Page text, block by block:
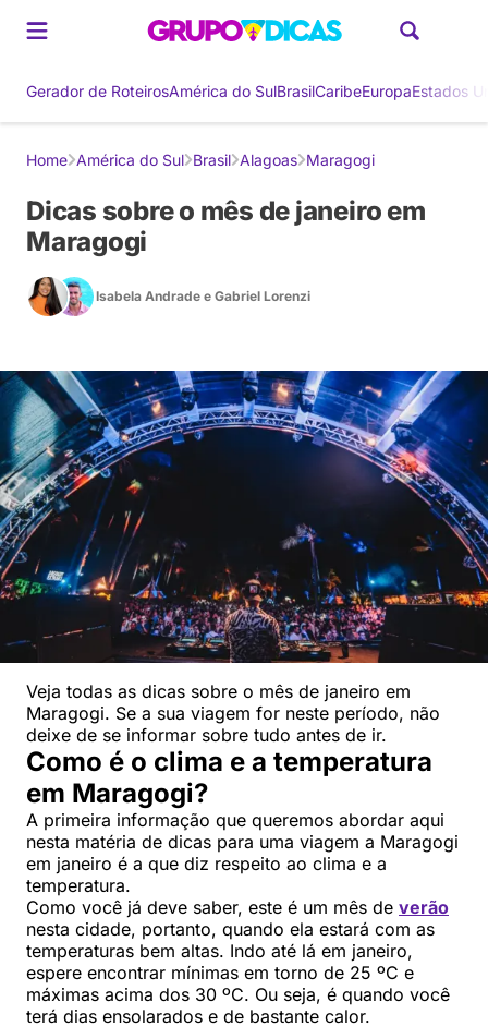
Gerador de RoteirosAmérica do SulBrasilCaribeEuropaEstados
Home América do Sul Brasil Alagoas Maragogi
Dicas sobre o mês de janeiro em
Maragogi
Isabela Andrade e Gabriel Lorenzi
Veja todas as dicas sobre o mês de janeiro em
Maragogi. Se a sua viagem for neste período, não
deixe de se informar sobre tudo antes de ir.
Como é o clima e a temperatura
em Maragogi?
A primeira informação que queremos abordar aqui
nesta matéria de dicas para uma viagem a Maragogi
em janeiro é a que diz respeito ao clima e a
temperatura.
Como você já deve saber, este é um mês de verão
nesta cidade, portanto, quando ela estará com as
temperaturas bem altas. Indo até lá em janeiro,
espere encontrar mínimas em torno de 25 ºC e
máximas acima dos 30 ºC. Ou seja, é quando você
terá dias ensolarados e de bastante calor.